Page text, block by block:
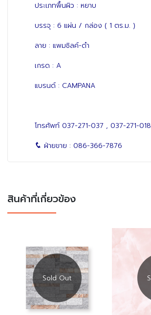
ประเภทพื้นผิว : หยาบ
บรรจุ : 6 แผ่น / กล่อง ( 1 ตร.ม. )
ลาย : แพมซิลค์-ดำ
เกรด : A
แบรนด์ : CAMPANA
โทรศัพท์ 037-271-037 , 037-271-018
ฝ่ายขาย : 086-366-7876
สินค้าที่เกี่ยวข้อง